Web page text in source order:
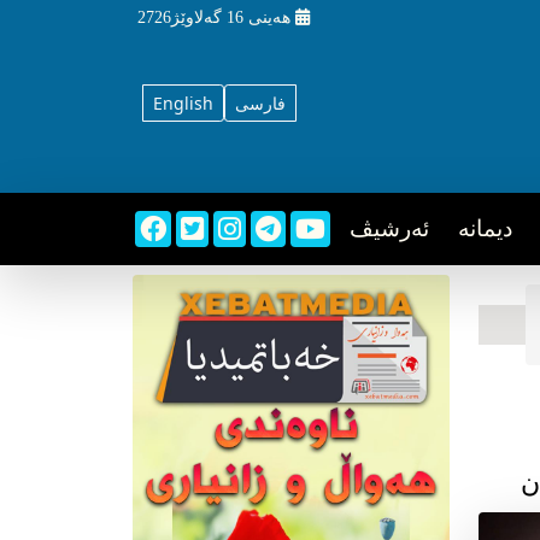
هه‌ینی 16 گه‌لاوێژ2726
English فارسی
دیمانه ئه‌رشیڤ